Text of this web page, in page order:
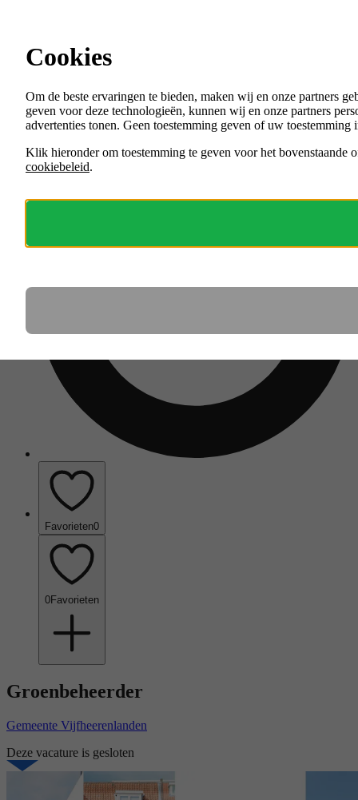
Menu
VACATURES
ORGANISATIES
Favorieten0
0Favorieten
Groenbeheerder
Gemeente Vijfheerenlanden
Deze vacature is gesloten
Cookies
Om de beste ervaringen te bieden, maken wij en onze partners
geven voor deze technologieën, kunnen wij en onze partners
advertenties tonen. Geen toestemming geven of uw
Klik hieronder om toestemming te geven voor het bovenstaande
cookiebeleid.